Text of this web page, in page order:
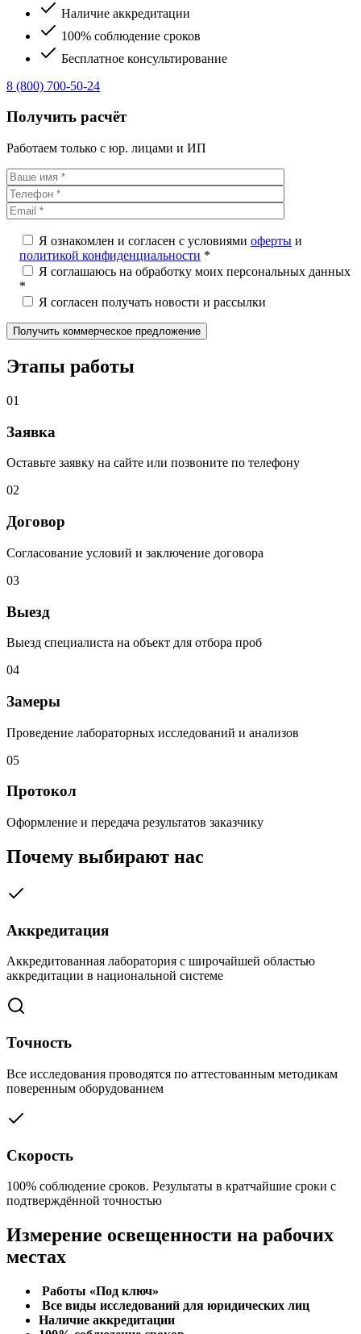
Наличие аккредитации
100% соблюдение сроков
Бесплатное консультирование
8 (800) 700-50-24
Получить расчёт
Работаем только с юр. лицами и ИП
Я ознакомлен и согласен с условиями оферты и
политикой конфиденциальности *
Я соглашаюсь на обработку моих персональных данных
*
Я согласен получать новости и рассылки
Этапы работы
01
Заявка
Оставьте заявку на сайте или позвоните по телефону
02
Договор
Согласование условий и заключение договора
03
Выезд
Выезд специалиста на объект для отбора проб
04
Замеры
Проведение лабораторных исследований и анализов
05
Протокол
Оформление и передача результатов заказчику
Почему выбирают нас
Аккредитация
Аккредитованная лаборатория с широчайшей областью
аккредитации в национальной системе
Точность
Все исследования проводятся по аттестованным методикам
поверенным оборудованием
Скорость
100% соблюдение сроков. Результаты в кратчайшие сроки с
подтверждённой точностью
Измерение освещенности на рабочих
местах
Работы «Под ключ»
Все виды исследований для юридических лиц
Наличие аккредитации